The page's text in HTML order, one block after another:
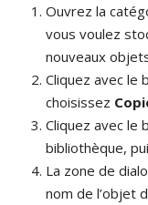
Ouvrez la
vous voulez
nouveaux
Cliquez avec le
choisissez
Cliquez avec le
bibliothèque,
La zone de
nom de l’objet